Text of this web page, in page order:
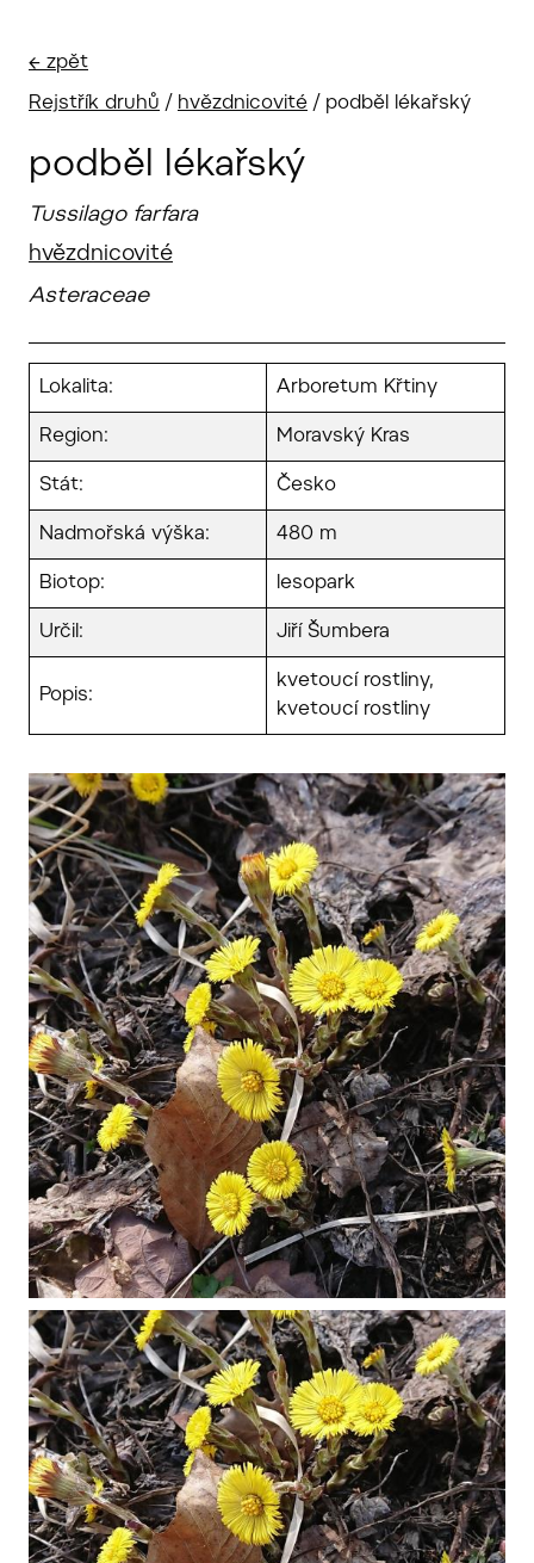
← zpět
Rejstřík druhů / hvězdnicovité / podběl lékařský
podběl lékařský
Tussilago farfara
hvězdnicovité
Asteraceae
Lokalita: Arboretum Křtiny
Region: Moravský Kras
Stát: Česko
Nadmořská výška: 480 m
Biotop: lesopark
Určil: Jiří Šumbera
Popis:
kvetoucí rostliny,
kvetoucí rostliny